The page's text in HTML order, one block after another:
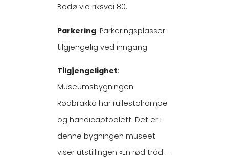
Bodø via riksvei 80.
Parkering: Parkeringsplasser
tilgjengelig ved inngang
Tilgjengelighet:
Museumsbygningen
Rødbrakka har rullestolrampe
og handicaptoalett. Det er i
denne bygningen museet
viser utstillingen «En rød tråd –